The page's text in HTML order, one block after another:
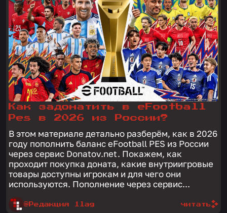
Как задонатить в eFootball
Pes в 2026 из России?
В этом материале детально разберём, как в 2026
году пополнить баланс eFootball PES из России
через сервис Donatov.net. Покажем, как
проходит покупка доната, какие внутриигровые
товары доступны игрокам и для чего они
используются. Пополнение через сервис...
@Редакция 1lag читать